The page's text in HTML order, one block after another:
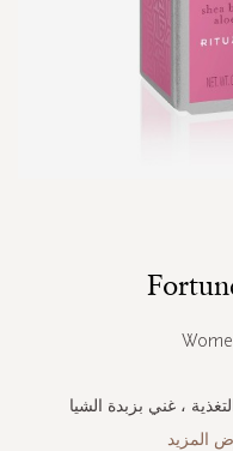
، غني بزبدة الشيا
المزيد